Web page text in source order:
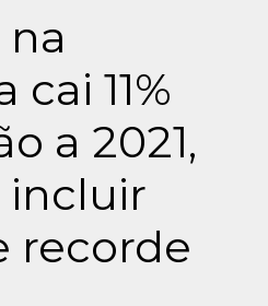
11%
a 2021,
incluir
recorde